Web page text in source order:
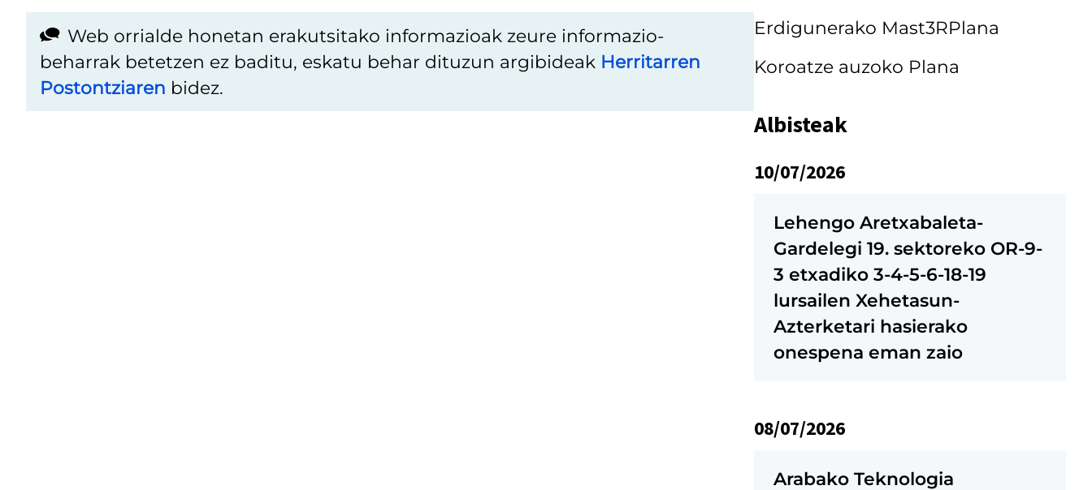
Web orrialde honetan erakutsitako informazioak zeure informazio-
beharrak betetzen ez baditu, eskatu behar dituzun argibideak Herritarren
Postontziaren bidez.
Erdigunerako Mast3RPlana
Koroatze auzoko Plana
Albisteak
10/07/2026
Lehengo Aretxabaleta-
Gardelegi 19. sektoreko OR-9-
3 etxadiko 3-4-5-6-18-19
lursailen Xehetasun-
Azterketari hasierako
onespena eman zaio
08/07/2026
Arabako Teknologia